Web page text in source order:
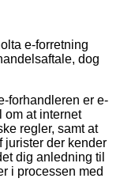
e-forretning
dog
forhandleren er e-
at internet
regler, samt at
der kender
dig anledning til
i processen med